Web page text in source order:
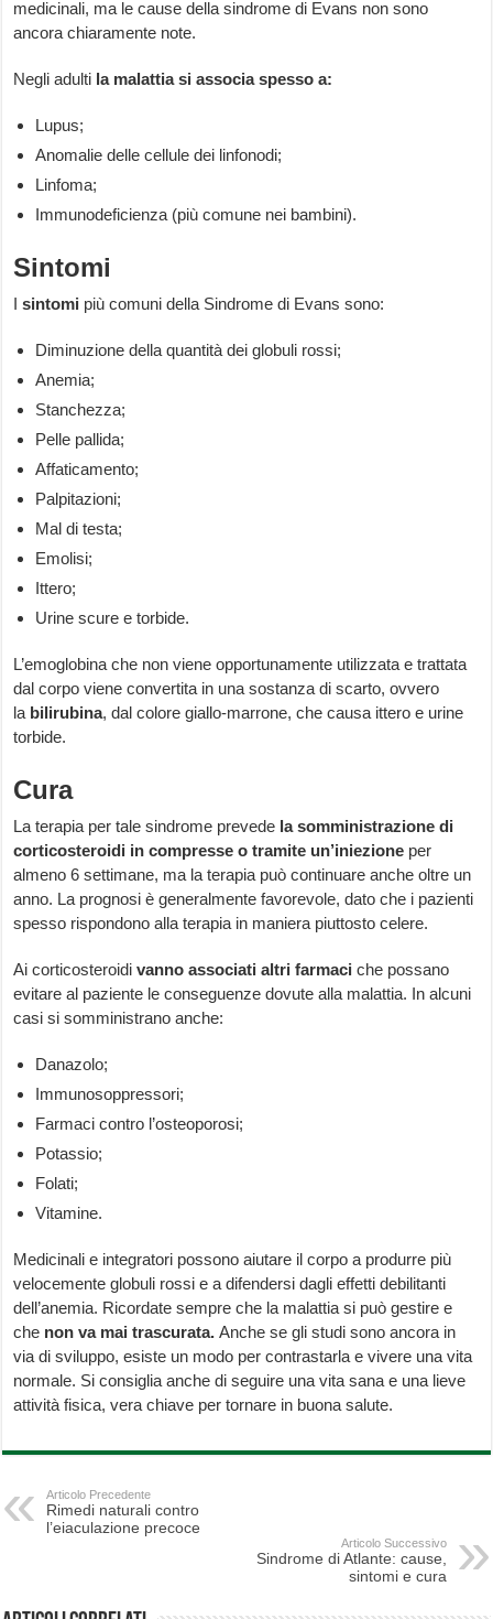
medicinali, ma le cause della sindrome di Evans non sono
ancora chiaramente note.
Negli adulti la malattia si associa spesso a:
Lupus;
Anomalie delle cellule dei linfonodi;
Linfoma;
Immunodeficienza (più comune nei bambini).
Sintomi
Isintomi più comuni della Sindrome di Evans sono:
Diminuzione della quantità dei globuli rossi;
Anemia;
Stanchezza;
Pelle pallida;
Affaticamento;
Palpitazioni;
Mal di testa;
Emolisi;
Ittero;
Urine scure e torbide.
L’emoglobina che non viene opportunamente utilizzata e trattata
dal corpo viene convertita in una sostanza di scarto, ovvero
la bilirubina, dal colore giallo-marrone, che causa ittero e urine
torbide.
Cura
La terapia per tale sindrome prevede la somministrazione di
corticosteroidi in compresse o tramite un’iniezione per
almeno 6 settimane, ma la terapia può continuare anche oltre un
anno. La prognosi è generalmente favorevole, dato che i pazienti
spesso rispondono alla terapia in maniera piuttosto celere.
Ai corticosteroidivanno associati altri farmaci che possano
evitare al paziente le conseguenze dovute alla malattia. In alcuni
casi si somministrano anche:
Danazolo;
Immunosoppressori;
Farmaci contro l’osteoporosi;
Potassio;
Folati;
Vitamine.
Medicinali e integratori possono aiutare il corpo a produrre più
velocemente globuli rossi e a difendersi dagli effetti debilitanti
dell’anemia. Ricordate sempre che la malattia si può gestire e
che non va mai trascurata. Anche se gli studi sono ancora in
via di sviluppo, esiste un modo per contrastarla e vivere una vita
normale. Si consiglia anche di seguire una vita sana e una lieve
attività fisica, vera chiave per tornare in buona salute.
Articolo Precedente
Rimedi naturali contro
l’eiaculazione precoce
Articolo Successivo
Sindrome di Atlante: cause,
sintomi e cura